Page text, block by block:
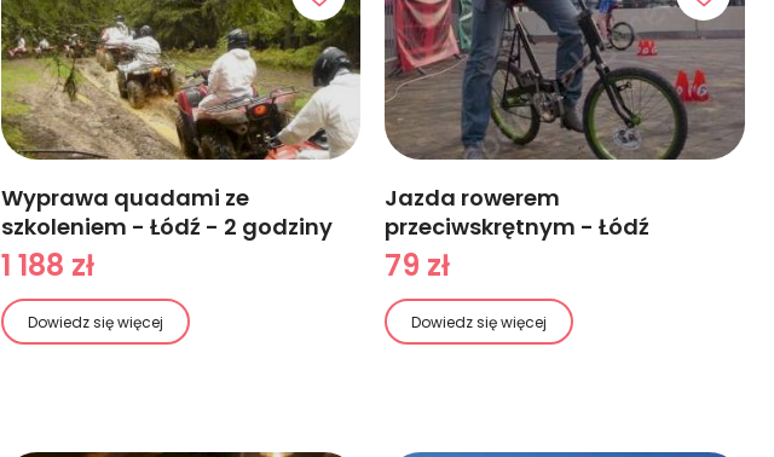
Wyprawa quadami ze
szkoleniem - Łódź - 2 godziny
1 188 zł
Dowiedz się więcej
Jazda rowerem
przeciwskrętnym - Łódź
79 zł
Dowiedz się więcej